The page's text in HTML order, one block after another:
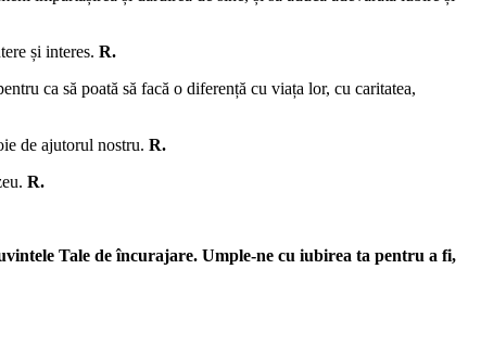
și interes. R.
ca să poată să facă o diferență cu viața lor, cu caritatea,
de ajutorul nostru. R.
R.
Tale de încurajare. Umple-ne cu iubirea ta pentru a fi,